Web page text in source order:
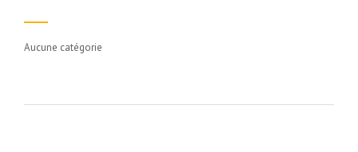
Aucune catégorie